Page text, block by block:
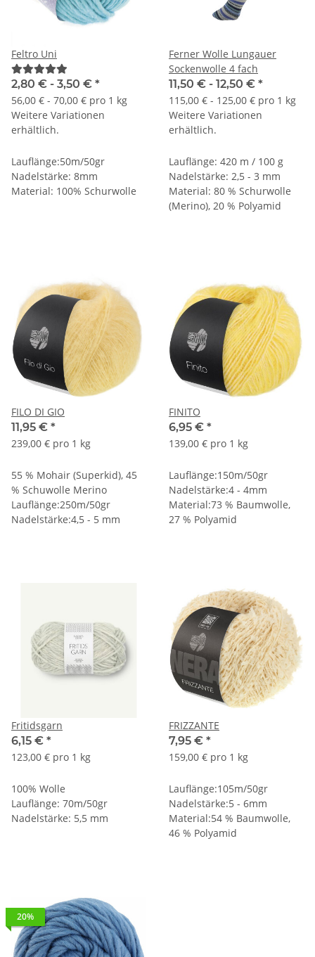
Feltro Uni
2,80 € - 3,50 € *
56,00 € - 70,00 € pro 1 kg
Weitere Variationen
erhältlich.
Lauflänge:50m/50gr
Nadelstärke: 8mm
Material: 100% Schurwolle
Ferner Wolle Lungauer
Sockenwolle 4 fach
11,50 € - 12,50 € *
115,00 € - 125,00 € pro 1 kg
Weitere Variationen
erhältlich.
Lauflänge: 420 m / 100 g
Nadelstärke: 2,5 - 3 mm
Material: 80 % Schurwolle
(Merino), 20 % Polyamid
FILO DI GIO
11,95 € *
239,00 € pro 1 kg
55 % Mohair (Superkid), 45
% Schuwolle Merino
Lauflänge:250m/50gr
Nadelstärke:4,5 - 5 mm
FINITO
6,95 € *
139,00 € pro 1 kg
Lauflänge:150m/50gr
Nadelstärke:4 - 4mm
Material:73 % Baumwolle,
27 % Polyamid
Fritidsgarn
6,15 € *
123,00 € pro 1 kg
100% Wolle
Lauflänge: 70m/50gr
Nadelstärke: 5,5 mm
FRIZZANTE
7,95 € *
159,00 € pro 1 kg
Lauflänge:105m/50gr
Nadelstärke:5 - 6mm
Material:54 % Baumwolle,
46 % Polyamid
20%